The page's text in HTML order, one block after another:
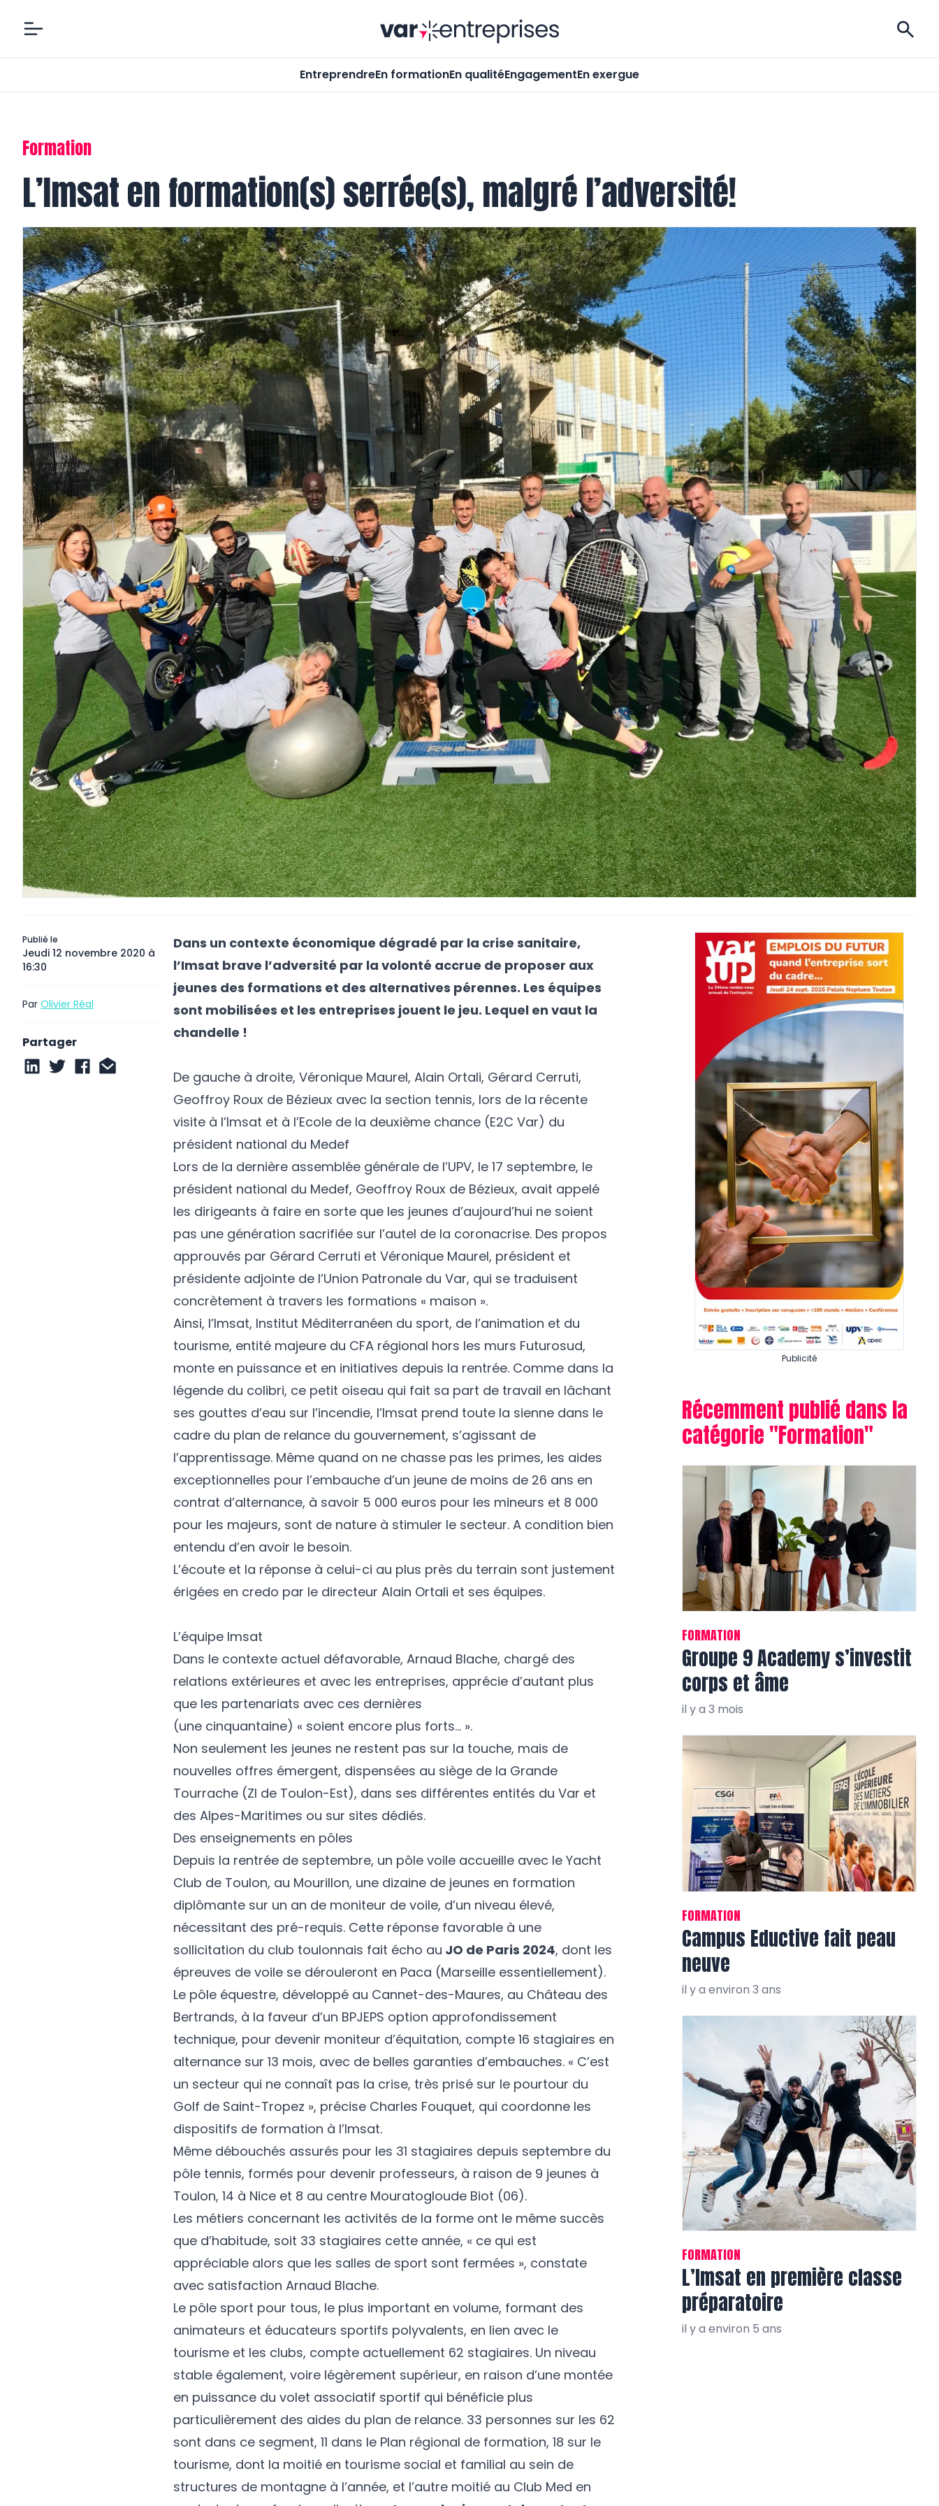
Var-Entreprises
EntreprendreEn formationEn qualitéEngagementEn exergue
Formation
L’Imsat en formation(s) serrée(s), malgré l’adversité!
Publié le
Jeudi 12 novembre 2020 à
16:30
Par Olivier Réal
Partager
Dans un contexte économique dégradé par la crise sanitaire,
l’Imsat brave l’adversité par la volonté accrue de proposer aux
jeunes des formations et des alternatives pérennes. Les équipes
sont mobilisées et les entreprises jouent le jeu. Lequel en vaut la
chandelle !
De gauche à droite, Véronique Maurel, Alain Ortali, Gérard Cerruti,
Geoffroy Roux de Bézieux avec la section tennis, lors de la récente
visite à l’Imsat et à l’Ecole de la deuxième chance (E2C Var) du
président national du Medef
Lors de la dernière assemblée générale de l’UPV, le 17 septembre, le
président national du Medef, Geoffroy Roux de Bézieux, avait appelé
les dirigeants à faire en sorte que les jeunes d’aujourd’hui ne soient
pas une génération sacrifiée sur l’autel de la coronacrise. Des propos
approuvés par Gérard Cerruti et Véronique Maurel, président et
présidente adjointe de l’Union Patronale du Var, qui se traduisent
concrètement à travers les formations « maison ».
Ainsi, l’Imsat, Institut Méditerranéen du sport, de l’animation et du
tourisme, entité majeure du CFA régional hors les murs Futurosud,
monte en puissance et en initiatives depuis la rentrée. Comme dans la
légende du colibri, ce petit oiseau qui fait sa part de travail en lâchant
ses gouttes d’eau sur l’incendie, l’Imsat prend toute la sienne dans le
cadre du plan de relance du gouvernement, s’agissant de
l’apprentissage. Même quand on ne chasse pas les primes, les aides
exceptionnelles pour l’embauche d’un jeune de moins de 26 ans en
contrat d’alternance, à savoir 5 000 euros pour les mineurs et 8 000
pour les majeurs, sont de nature à stimuler le secteur. A condition bien
entendu d’en avoir le besoin.
L’écoute et la réponse à celui-ci au plus près du terrain sont justement
érigées en credo par le directeur Alain Ortali et ses équipes.
L’équipe Imsat
Dans le contexte actuel défavorable, Arnaud Blache, chargé des
relations extérieures et avec les entreprises, apprécie d’autant plus
que les partenariats avec ces dernières
(une cinquantaine) « soient encore plus forts… ».
Non seulement les jeunes ne restent pas sur la touche, mais de
nouvelles offres émergent, dispensées au siège de la Grande
Tourrache (ZI de Toulon-Est), dans ses différentes entités du Var et
des Alpes-Maritimes ou sur sites dédiés.
Des enseignements en pôles
Depuis la rentrée de septembre, un pôle voile accueille avec le Yacht
Club de Toulon, au Mourillon, une dizaine de jeunes en formation
diplômante sur un an de moniteur de voile, d’un niveau élevé,
nécessitant des pré-requis. Cette réponse favorable à une
sollicitation du club toulonnais fait écho au JO de Paris 2024, dont les
épreuves de voile se dérouleront en Paca (Marseille essentiellement).
Le pôle équestre, développé au Cannet-des-Maures, au Château des
Bertrands, à la faveur d’un BPJEPS option approfondissement
technique, pour devenir moniteur d’équitation, compte 16 stagiaires en
alternance sur 13 mois, avec de belles garanties d’embauches. « C’est
un secteur qui ne connaît pas la crise, très prisé sur le pourtour du
Golf de Saint-Tropez », précise Charles Fouquet, qui coordonne les
dispositifs de formation à l’Imsat.
Même débouchés assurés pour les 31 stagiaires depuis septembre du
pôle tennis, formés pour devenir professeurs, à raison de 9 jeunes à
Toulon, 14 à Nice et 8 au centre Mouratogloude Biot (06).
Les métiers concernant les activités de la forme ont le même succès
que d’habitude, soit 33 stagiaires cette année, « ce qui est
appréciable alors que les salles de sport sont fermées », constate
avec satisfaction Arnaud Blache.
Le pôle sport pour tous, le plus important en volume, formant des
animateurs et éducateurs sportifs polyvalents, en lien avec le
tourisme et les clubs, compte actuellement 62 stagiaires. Un niveau
stable également, voire légèrement supérieur, en raison d’une montée
en puissance du volet associatif sportif qui bénéficie plus
particulièrement des aides du plan de relance. 33 personnes sur les 62
sont dans ce segment, 11 dans le Plan régional de formation, 18 sur le
tourisme, dont la moitié en tourisme social et familial au sein de
structures de montagne à l’année, et l’autre moitié au Club Med en
Publicité
Récemment publié dans la
catégorie "Formation"
FORMATION
Groupe 9 Academy s’investit
corps et âme
il y a 3 mois
FORMATION
Campus Eductive fait peau
neuve
il y a environ 3 ans
FORMATION
L’Imsat en première classe
préparatoire
il y a environ 5 ans